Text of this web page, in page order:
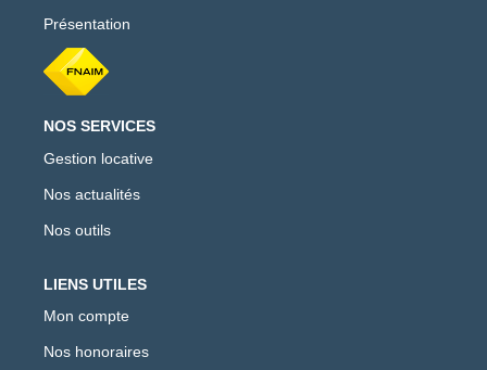
Présentation
NOS SERVICES
Gestion locative
Nos actualités
Nos outils
LIENS UTILES
Mon compte
Nos honoraires